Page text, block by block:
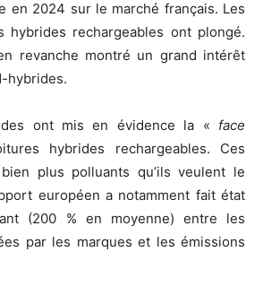
en 2024 sur le marché français. Les
hybrides rechargeables ont plongé.
revanche montré un grand intérêt
hybrides.
ont mis en évidence la « face
hybrides rechargeables. Ces
plus polluants qu’ils veulent le
européen a notamment fait état
(200 % en moyenne) entre les
par les marques et les émissions